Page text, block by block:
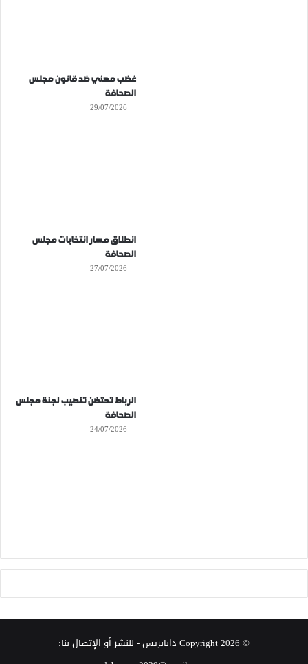
غضب مهني ضد قانون مجلس
الصحافة
29/07/2026
انطلاق مسار انتخابات مجلس
الصحافة
27/07/2026
الرباط تحتضن تنصيب لجنة مجلس
الصحافة
24/07/2026
© Copyright 2026 دابابريس- للنشر أو الإتصال بنا: